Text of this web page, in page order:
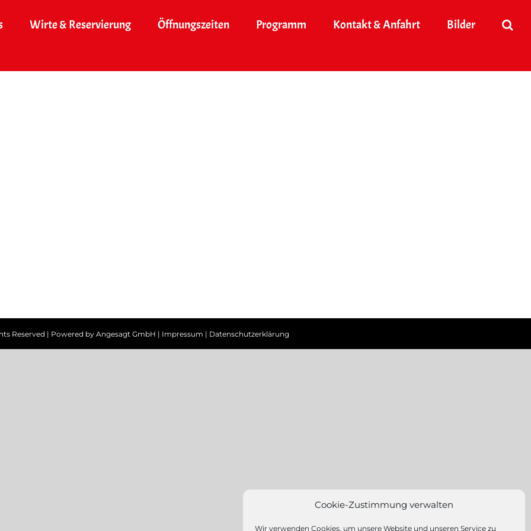
Cookie-Zustimmung verwalten
Wir verwenden Cookies, um unsere Website und unseren Service zu
Wirte & Reservierung Öffnungszeiten Programm Kontakt & Anfahrt Bilder
Reserved | Powered by Angesagt GmbH | Impressum | Datenschutzerklärung